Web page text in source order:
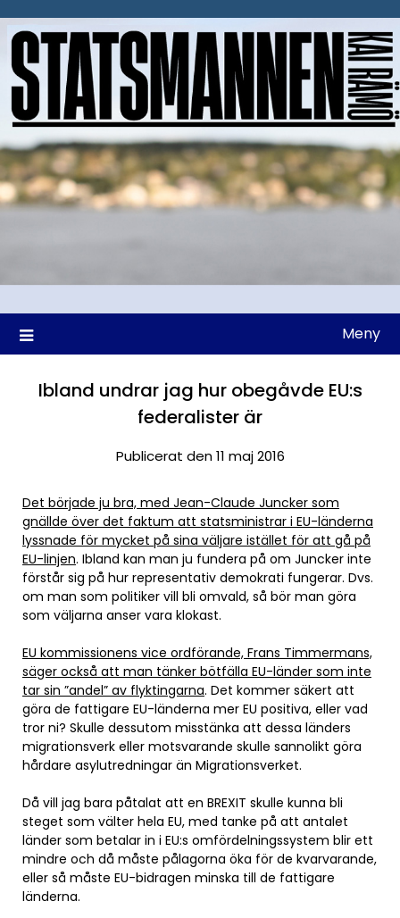
till
Meny
Ibland undrar jag hur obegåvde EU:s
federalister är
Publicerat den 11 maj 2016
Det började ju bra, med Jean-Claude Juncker som
gnällde över det faktum att statsministrar i EU-länderna
lyssnade för mycket på sina väljare istället för att gå på
EU-linjen. Ibland kan man ju fundera på om Juncker inte
förstår sig på hur representativ demokrati fungerar. Dvs.
om man som politiker vill bli omvald, så bör man göra
som väljarna anser vara klokast.
EU kommissionens vice ordförande, Frans Timmermans,
säger också att man tänker bötfälla EU-länder som inte
tar sin ”andel” av flyktingarna. Det kommer säkert att
göra de fattigare EU-länderna mer EU positiva, eller vad
tror ni? Skulle dessutom misstänka att dessa länders
migrationsverk eller motsvarande skulle sannolikt göra
hårdare asylutredningar än Migrationsverket.
Då vill jag bara påtalat att en BREXIT skulle kunna bli
steget som välter hela EU, med tanke på att antalet
länder som betalar in i EU:s omfördelningssystem blir ett
mindre och då måste pålagorna öka för de kvarvarande,
eller så måste EU-bidragen minska till de fattigare
länderna.